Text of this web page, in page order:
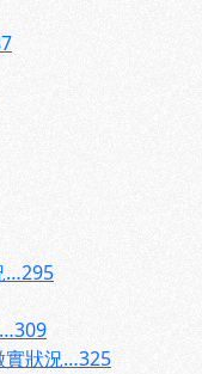
…295
實狀況…325